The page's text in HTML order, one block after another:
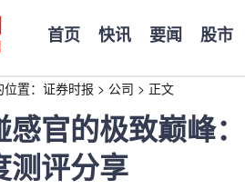
首页 快讯 要闻 股市
置： 证券时报 > 公司 > 正文
感官的极致巅峰
测评分享